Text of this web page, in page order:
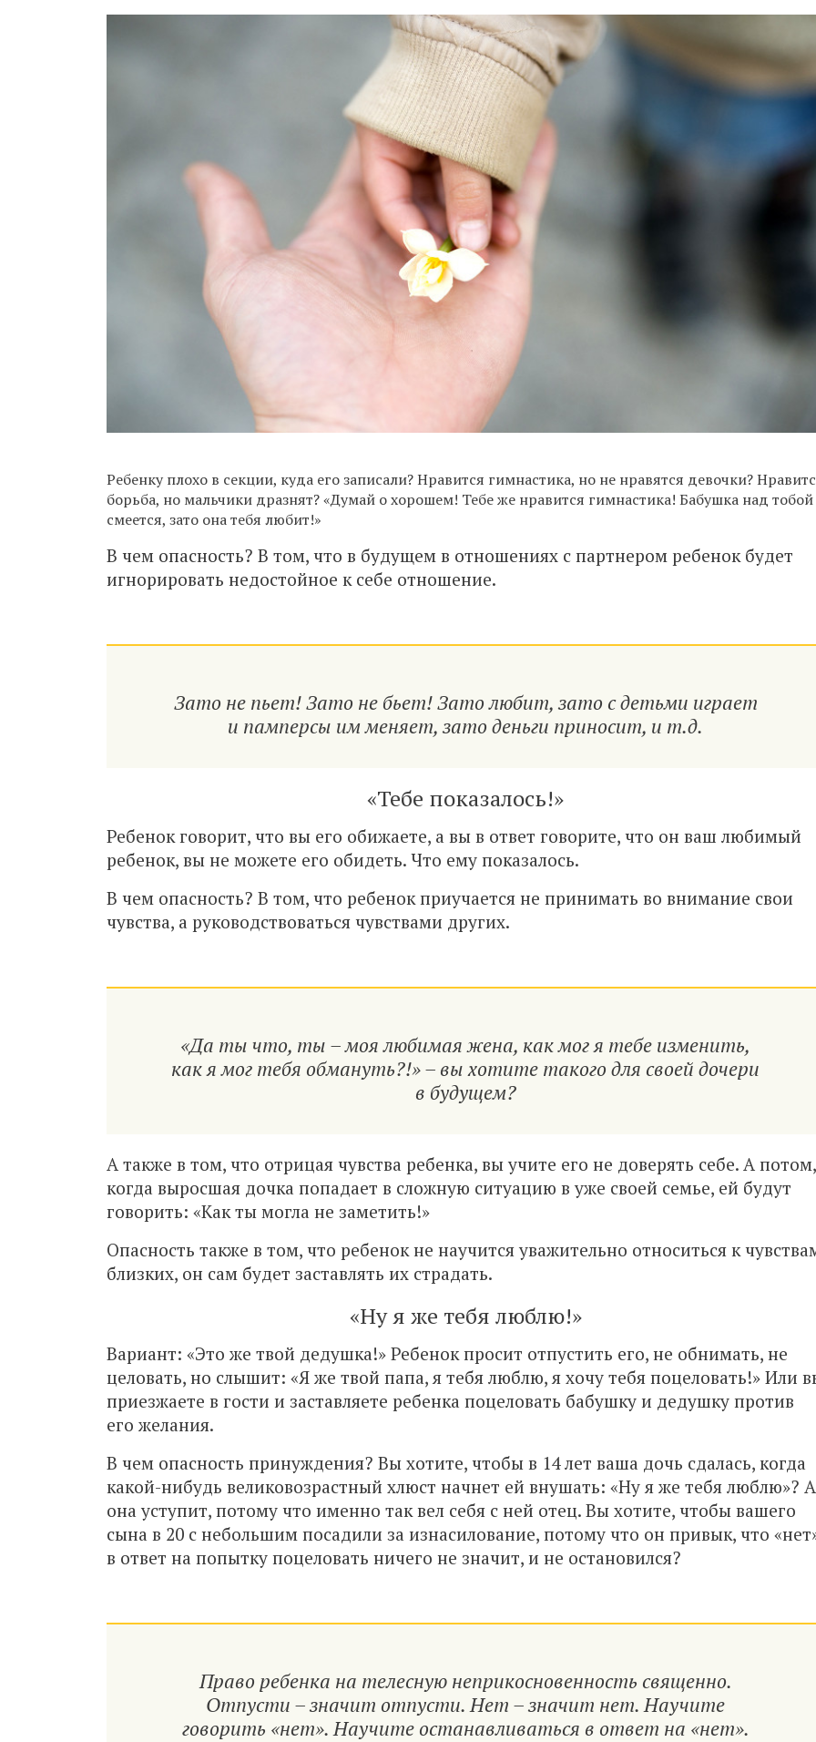
Ребенку плохо в секции, куда его записали? Нравится гимнастика, но не нравятся девочки?
борьба, но мальчики дразнят? «Думай о хорошем! Тебе же нравится гимнастика! Бабушка над тобой
смеется, зато она тебя любит!»
В чем опасность? В том, что в будущем в отношениях с партнером ребенок будет
игнорировать недостойное к себе отношение.
Зато не пьет! Зато не бьет! Зато любит, зато с детьми играет
и памперсы им меняет, зато деньги приносит, и т.д.
«Тебе показалось!»
Ребенок говорит, что вы его обижаете, а вы в ответ говорите, что он ваш любимый
ребенок, вы не можете его обидеть. Что ему показалось.
В чем опасность? В том, что ребенок приучается не принимать во внимание свои
чувства, а руководствоваться чувствами других.
«Да ты что, ты – моя любимая жена, как мог я тебе изменить,
как я мог тебя обмануть?!» – вы хотите такого для своей дочери
в будущем?
А также в том, что отрицая чувства ребенка, вы учите его не доверять себе. А потом,
когда выросшая дочка попадает в сложную ситуацию в уже своей семье, ей будут
говорить: «Как ты могла не заметить!»
Опасность также в том, что ребенок не научится уважительно относиться к
близких, он сам будет заставлять их страдать.
«Ну я же тебя люблю!»
Вариант: «Это же твой дедушка!» Ребенок просит отпустить его, не обнимать, не
целовать, но слышит: «Я же твой папа, я тебя люблю, я хочу тебя поцеловать!» Или
приезжаете в гости и заставляете ребенка поцеловать бабушку и дедушку против
его желания.
В чем опасность принуждения? Вы хотите, чтобы в 14 лет ваша дочь сдалась, когда
какой-нибудь великовозрастный хлюст начнет ей внушать: «Ну я же тебя люблю»? А
она уступит, потому что именно так вел себя с ней отец. Вы хотите, чтобы вашего
сына в 20 с небольшим посадили за изнасилование, потому что он привык, что
в ответ на попытку поцеловать ничего не значит, и не остановился?
Право ребенка на телесную неприкосновенность священно.
Отпусти – значит отпусти. Нет – значит нет. Научите
говорить «нет». Научите останавливаться в ответ на «нет».